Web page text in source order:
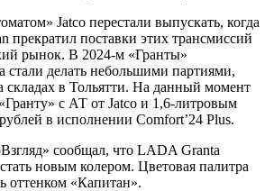
Jatco перестали выпускать, когда
прекратил поставки этих трансмиссий
рынок. В 2024-м «Гранты»
стали делать небольшими партиями,
складах в Тольятти. На данный момент
с АТ от Jatco и 1,6-литровым
в исполнении Comfort’24 Plus.
сообщал, что LADA Granta
новым колером. Цветовая палитра
оттенком «Капитан».